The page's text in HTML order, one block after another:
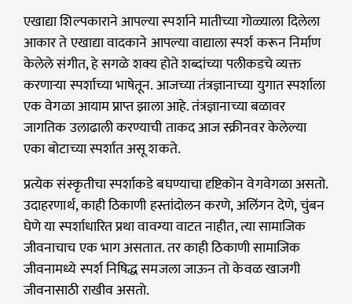
एखाद्या शिल्पकाराने आपल्या स्पर्शाने मातीच्या गोळ्याला दिलेला
आकार ते एखाद्या वादकाने आपल्या वाद्याला स्पर्श करून निर्माण
केलेले संगीत, हे सगळे शक्य होते शब्दांच्या पलीकडचे व्यक्त
करणार्‍या स्पर्शाच्या भाषेतून. आजच्या तंत्रज्ञानाच्या युगात स्पर्शाला
एक वेगळा आयाम प्राप्त झाला आहे. तंत्रज्ञानाच्या बळावर
जागतिक उलाढाली करण्याची ताकद आज स्क्रीनवर केलेल्या
एका बोटाच्या स्पर्शात असू शकते.
प्रत्येक संस्कृतीचा स्पर्शाकडे बघण्याचा दृष्टिकोन वेगवेगळा असतो.
उदाहरणार्थ, काही ठिकाणी हस्तांदोलन करणे, अलिंगन देणे, चुंबन
घेणे या स्पर्शाधारित प्रथा वावग्या वाटत नाहीत, त्या सामाजिक
जीवनाचाच एक भाग असतात. तर काही ठिकाणी सामाजिक
जीवनामध्ये स्पर्श निषिद्ध समजला जाऊन तो केवळ खाजगी
जीवनासाठी राखीव असतो.